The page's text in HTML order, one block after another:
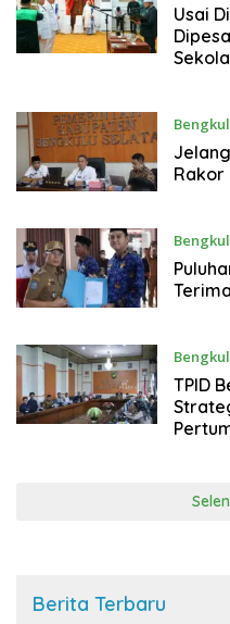
2025
Usai
Rakor
2025
TPID
Berita Terbaru